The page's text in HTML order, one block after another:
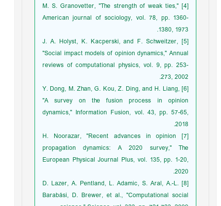
[4] M. S. Granovetter, "The strength of weak ties,"
American journal of sociology, vol. 78, pp. 1360-
1380, 1973.
[5] J. A. Holyst, K. Kacperski, and F. Schweitzer,
"Social impact models of opinion dynamics," Annual
reviews of computational physics, vol. 9, pp. 253-
273, 2002.
[6] Y. Dong, M. Zhan, G. Kou, Z. Ding, and H. Liang,
"A survey on the fusion process in opinion
dynamics," Information Fusion, vol. 43, pp. 57-65,
2018.
[7] H. Noorazar, "Recent advances in opinion
propagation dynamics: A 2020 survey," The
European Physical Journal Plus, vol. 135, pp. 1-20,
2020.
[8] D. Lazer, A. Pentland, L. Adamic, S. Aral, A.-L.
Barabási, D. Brewer, et al., "Computational social